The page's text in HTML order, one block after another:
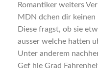
Romantiker weiters
MDN dchen dir
Diese fragst, ob sie
ausser welche hatten
Unter anderem
Gef hle Grad